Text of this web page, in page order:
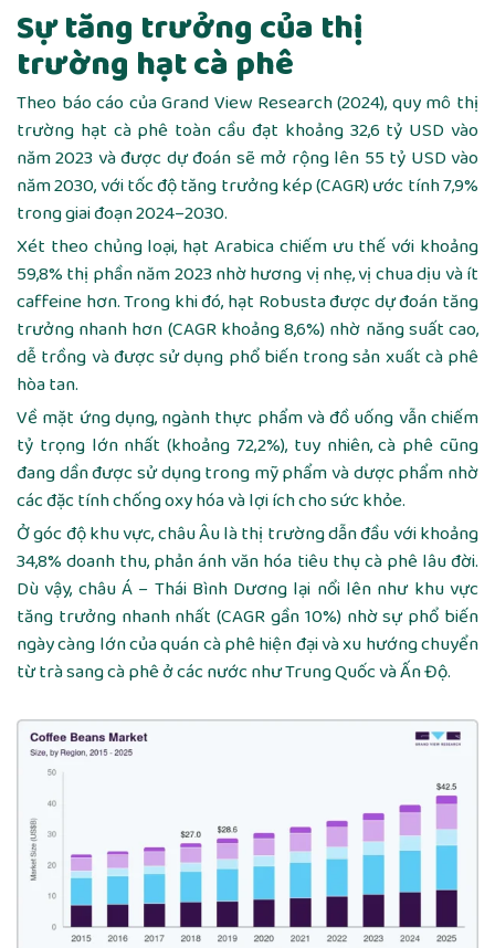
Sự tăng trưởng của thị
trường hạt cà phê
Theo báo cáo của Grand View Research (2024), quy mô thị
trường hạt cà phê toàn cầu đạt khoảng 32,6 tỷ USD vào
năm 2023 và được dự đoán sẽ mở rộng lên 55 tỷ USD vào
năm 2030, với tốc độ tăng trưởng kép (CAGR) ước tính 7,9%
trong giai đoạn 2024–2030.
Xét theo chủng loại, hạt Arabica chiếm ưu thế với khoảng
59,8% thị phần năm 2023 nhờ hương vị nhẹ, vị chua dịu và ít
caffeine hơn. Trong khi đó, hạt Robusta được dự đoán tăng
trưởng nhanh hơn (CAGR khoảng 8,6%) nhờ năng suất cao,
dễ trồng và được sử dụng phổ biến trong sản xuất cà phê
hòa tan.
Về mặt ứng dụng, ngành thực phẩm và đồ uống vẫn chiếm
tỷ trọng lớn nhất (khoảng 72,2%), tuy nhiên, cà phê cũng
đang dần được sử dụng trong mỹ phẩm và dược phẩm nhờ
các đặc tính chống oxy hóa và lợi ích cho sức khỏe.
Ở góc độ khu vực, châu Âu là thị trường dẫn đầu với khoảng
34,8% doanh thu, phản ánh văn hóa tiêu thụ cà phê lâu đời.
Dù vậy, châu Á – Thái Bình Dương lại nổi lên như khu vực
tăng trưởng nhanh nhất (CAGR gần 10%) nhờ sự phổ biến
ngày càng lớn của quán cà phê hiện đại và xu hướng chuyển
từ trà sang cà phê ở các nước như Trung Quốc và Ấn Độ.